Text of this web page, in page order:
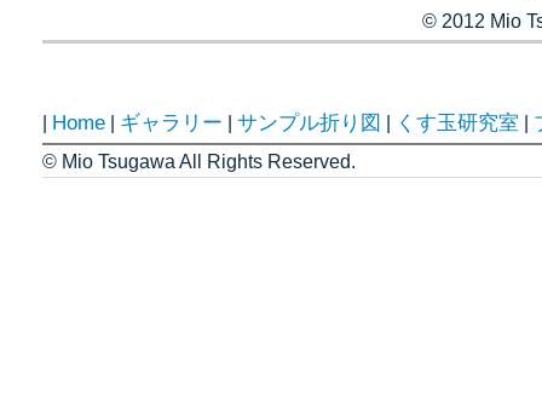
© 2012 Mio
| Home | ギャラリー | サンプル折り図 | くす玉研究室 |
© Mio Tsugawa All Rights Reserved.